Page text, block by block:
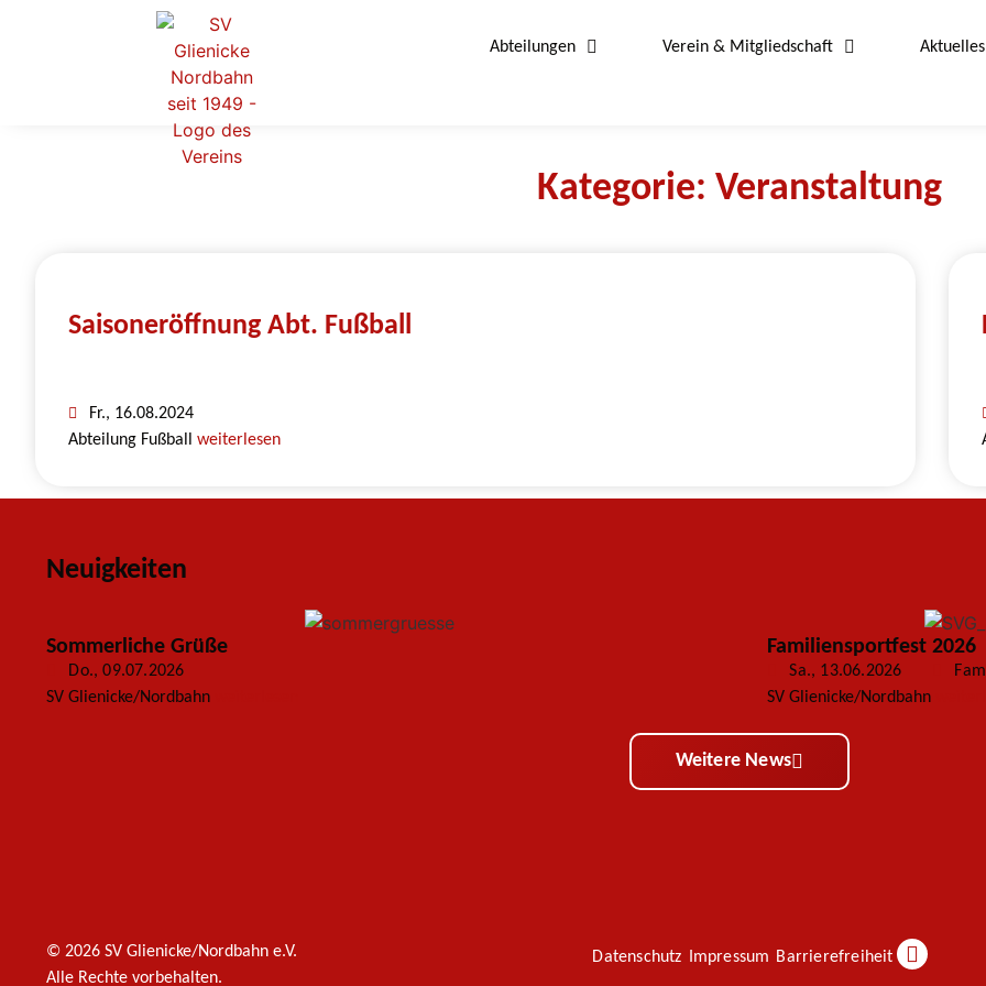
Abteilungen Verein & Mitgliedschaft Aktuelles
Kategorie: Veranstaltung
Saisoneröffnung Abt. Fußball
Fr., 16.08.2024
Abteilung Fußball
weiterlesen
Neuigkeiten
Sommerliche Grüße
Do., 09.07.2026
SV Glienicke/Nordbahn
Familiensportfest 2026
Sa., 13.06.2026
SV Glienicke/Nordbahn
Weitere News
© 2026 SV Glienicke/Nordbahn e.V.
Alle Rechte vorbehalten.
Datenschutz Impressum Barrierefreiheit